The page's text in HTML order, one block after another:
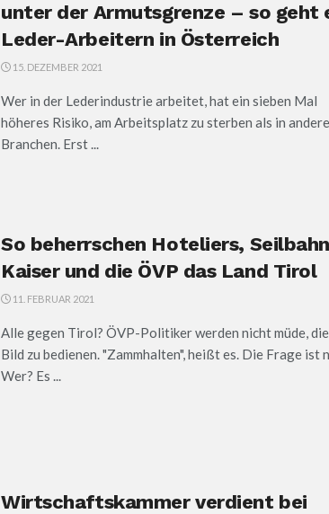
unter der Armutsgrenze – so geht
Leder-Arbeitern in Österreich
15. DEZEMBER 2021
Wer in der Lederindustrie arbeitet, hat ein sieben Mal
höheres Risiko, am Arbeitsplatz zu sterben als in
Branchen. Erst ...
So beherrschen Hoteliers,
Kaiser und die ÖVP das Land Tirol
11. FEBRUAR 2021
Alle gegen Tirol? ÖVP-Politiker werden nicht müde,
Bild zu bedienen. "Zammhalten", heißt es. Die Frage ist
Wer? Es ...
Wirtschaftskammer verdient bei